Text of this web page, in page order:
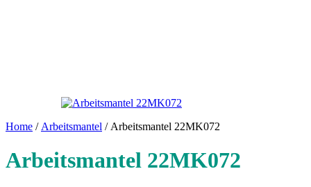
Home / Arbeitsmantel / Arbeitsmantel 22MK072
Arbeitsmantel 22MK072